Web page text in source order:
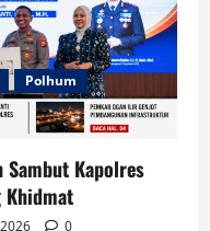
Polhum
Sambut Kapolres
Khidmat
0